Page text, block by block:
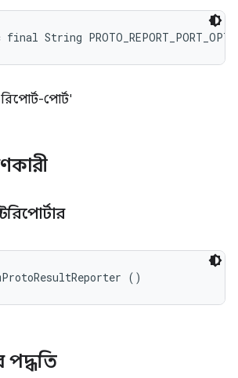
String
পোর্ট'
()
পদ্ধতি